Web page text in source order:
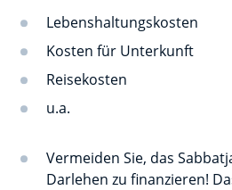
Lebenshaltungskosten
Kosten für Unterkunft
Reisekosten
u.a.
Vermeiden Sie, das
Darlehen zu finanzieren!